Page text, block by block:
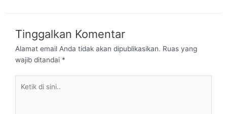
Tinggalkan Komentar
Alamat email Anda tidak akan dipublikasikan. Ruas yang
wajib ditandai *